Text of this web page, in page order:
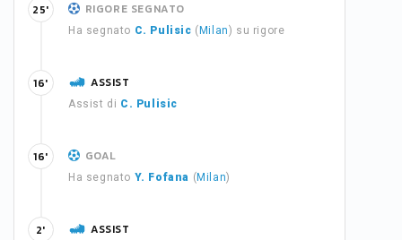
RIGORE SEGNATO
Ha segnato C. Pulisic ( Milan) su rigore
25'
ASSIST
Assist di C. Pulisic
16'
GOAL
Ha segnato Y. Fofana ( Milan)
16'
ASSIST
2'